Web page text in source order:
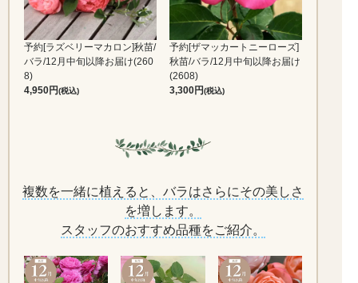
予約[ラズベリーマカロン]秋苗/
バラ/12月中旬以降お届け(260
8)
4,950
(税込)
予約[ザマッカートニーローズ]
秋苗/バラ/12月中旬以降お届け
(2608)
3,300
(税込)
複数を一緒に植えると、バラはさらにその美しさ
を増します。
スタッフのおすすめ品種をご紹介。